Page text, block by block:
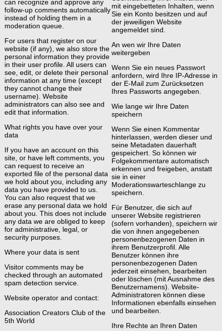
can recognize and approve any
follow-up comments automatically
instead of holding them in a
moderation queue.
For users that register on our
website (if any), we also store the
personal information they provide
in their user profile. All users can
see, edit, or delete their personal
information at any time (except
they cannot change their
username). Website
administrators can also see and
edit that information.
What rights you have over your
data
If you have an account on this
site, or have left comments, you
can request to receive an
exported file of the personal data
we hold about you, including any
data you have provided to us.
You can also request that we
erase any personal data we hold
about you. This does not include
any data we are obliged to keep
for administrative, legal, or
security purposes.
Where your data is sent
Visitor comments may be
checked through an automated
spam detection service.
Website operator and contact:
Association Creators Club of the
5th World
mit eingebetteten Inhalten, wenn
Sie ein Konto besitzen und auf
der jeweiligen Website
angemeldet sind.
An wen wir Ihre Daten
weitergeben
Wenn Sie ein neues Passwort
anfordern, wird Ihre IP-Adresse in
der E-Mail zum Zurücksetzen
Ihres Passworts angegeben.
Wie lange wir Ihre Daten
speichern
Wenn Sie einen Kommentar
hinterlassen, werden dieser und
seine Metadaten dauerhaft
gespeichert. So können wir
Folgekommentare automatisch
erkennen und freigeben, anstatt
sie in einer
Moderationswarteschlange zu
speichern.
Für Benutzer, die sich auf
unserer Website registrieren
(sofern vorhanden), speichern wir
die von ihnen angegebenen
personenbezogenen Daten in
ihrem Benutzerprofil. Alle
Benutzer können ihre
personenbezogenen Daten
jederzeit einsehen, bearbeiten
oder löschen (mit Ausnahme des
Benutzernamens). Website-
Administratoren können diese
Informationen ebenfalls einsehen
und bearbeiten.
Ihre Rechte an Ihren Daten